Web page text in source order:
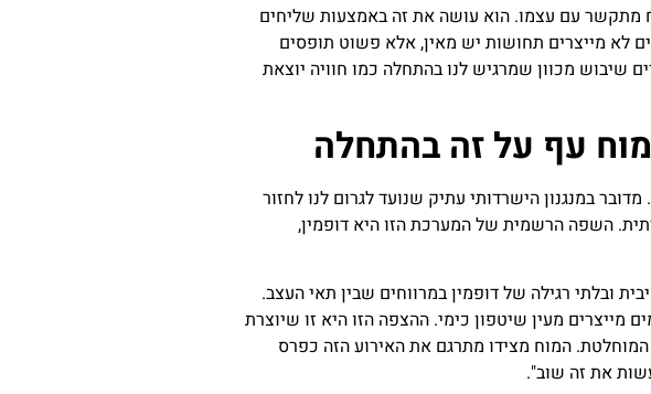
מתקשר עם עצמו. הוא עושה את זה באמצעות שליחים
לא מייצרים תחושות יש מאין, אלא פשוט תופסים
שיבוש מכוון שמרגיש לנו בהתחלה כמו חוויה יוצאת
עף על זה בהתחלה
במנגנון הישרדותי עתיק שנועד לגרום לנו לחזור
השפה הרשמית של המערכת הזו היא דופמין,
ובלתי רגילה של דופמין במרווחים שבין תאי העצב.
מייצרים מעין שיטפון כימי. ההצפה הזו היא זו שיוצרת
המוח מצידו מתרגם את האירוע הזה כפרס
את זה שוב".